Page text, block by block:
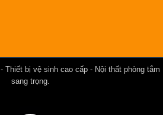
- Thiết bị vệ sinh cao cấp - Nội thất phòng tắm
sang trọng.